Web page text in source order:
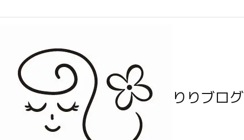
りりブログ